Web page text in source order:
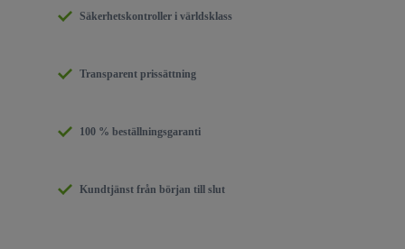
Säkerhetskontroller i världsklass
Transparent prissättning
100 % beställningsgaranti
Kundtjänst från början till slut